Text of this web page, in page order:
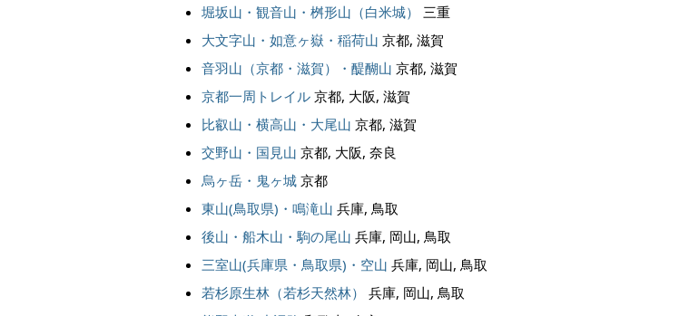
堀坂山・観音山・桝形山（白米城）
三重
大文字山・如意ヶ嶽・稲荷山 京都, 滋賀
音羽山（京都・滋賀）・醍醐山 京都, 滋賀
京都一周トレイル 京都, 大阪, 滋賀
比叡山・横高山・大尾山 京都, 滋賀
交野山・国見山 京都, 大阪, 奈良
烏ヶ岳・鬼ヶ城 京都
東山(鳥取県)・鳴滝山 兵庫, 鳥取
後山・船木山・駒の尾山 兵庫, 岡山, 鳥取
三室山(兵庫県・鳥取県)・空山 兵庫, 岡山, 鳥取
若杉原生林（若杉天然林）
兵庫, 岡山, 鳥取